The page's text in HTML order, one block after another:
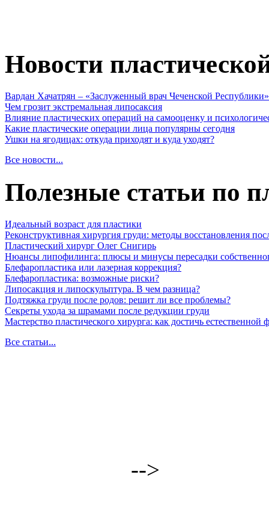
Новости
Вардан Хачатрян – «Заслуженный врач Чеченской Республики»
Чем грозит экстремальная липосаксия
Влияние пластических операций на самооценку и
Какие пластические операции лица популярны сегодня
Ушки на ягодицах: откуда приходят и куда уходят?
Все новости...
Полезные статьи по
Идеальный возраст для пластики
Реконструктивная хирургия груди: методы восстановления
Пластический хирург Олег Снигирь
Нюансы липофилинга: плюсы и минусы пересадки
Блефаропластика или лазерная коррекция?
Блефаропластика: возможные риски?
Липосакция и липоскульптура. В чем разница?
Подтяжка груди после родов: решит ли все проблемы?
Секреты ухода за шрамами после редукции груди
Мастерство пластического хирурга: как достичь
Все статьи...
-->